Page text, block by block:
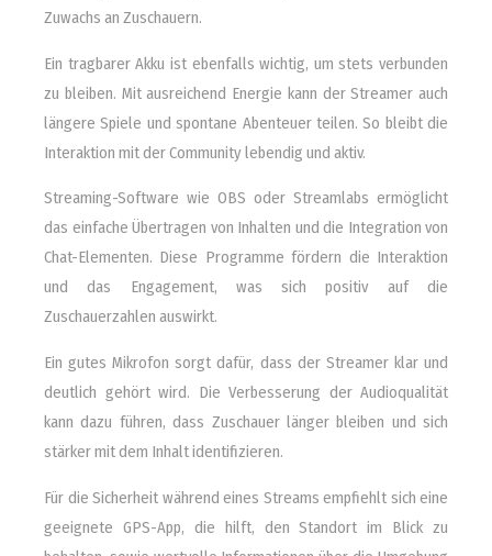
Zuwachs an Zuschauern.
Ein tragbarer Akku ist ebenfalls wichtig, um stets verbunden
zu bleiben. Mit ausreichend Energie kann der Streamer auch
längere Spiele und spontane Abenteuer teilen. So bleibt die
Interaktion mit der Community lebendig und aktiv.
Streaming-Software wie OBS oder Streamlabs ermöglicht
das einfache Übertragen von Inhalten und die Integration von
Chat-Elementen. Diese Programme fördern die Interaktion
und das Engagement, was sich positiv auf die
Zuschauerzahlen auswirkt.
Ein gutes Mikrofon sorgt dafür, dass der Streamer klar und
deutlich gehört wird. Die Verbesserung der Audioqualität
kann dazu führen, dass Zuschauer länger bleiben und sich
stärker mit dem Inhalt identifizieren.
Für die Sicherheit während eines Streams empfiehlt sich eine
geeignete GPS-App, die hilft, den Standort im Blick zu